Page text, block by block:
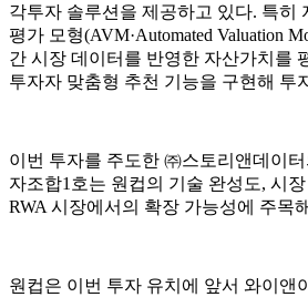
각투자 솔루션을 제공하고 있다. 특히
평가 모형(AVM·Automated Valuation
간 시장 데이터를 반영한 자산가치를
투자자 맞춤형 추천 기능을 구현해 투
이번 투자를 주도한 ㈜스토리앤데이
자조합1호는 원컵의 기술 완성도, 시
RWA 시장에서의 확장 가능성에 주목
원컵은 이번 투자 유치에 앞서 와이앤